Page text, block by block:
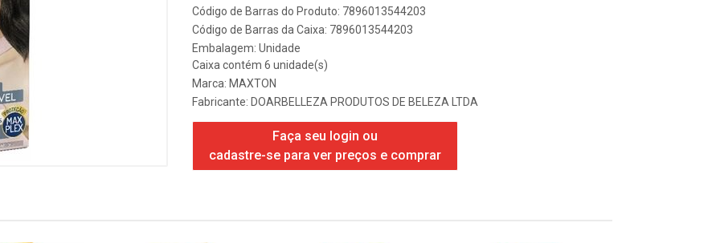
Código de Barras do Produto: 7896013544203
Código de Barras da Caixa: 7896013544203
Embalagem: Unidade
Caixa contém 6 unidade(s)
Marca: MAXTON
Fabricante: DOARBELLEZA PRODUTOS DE BELEZA LTDA
Faça seu login ou
cadastre-se para ver preços e comprar